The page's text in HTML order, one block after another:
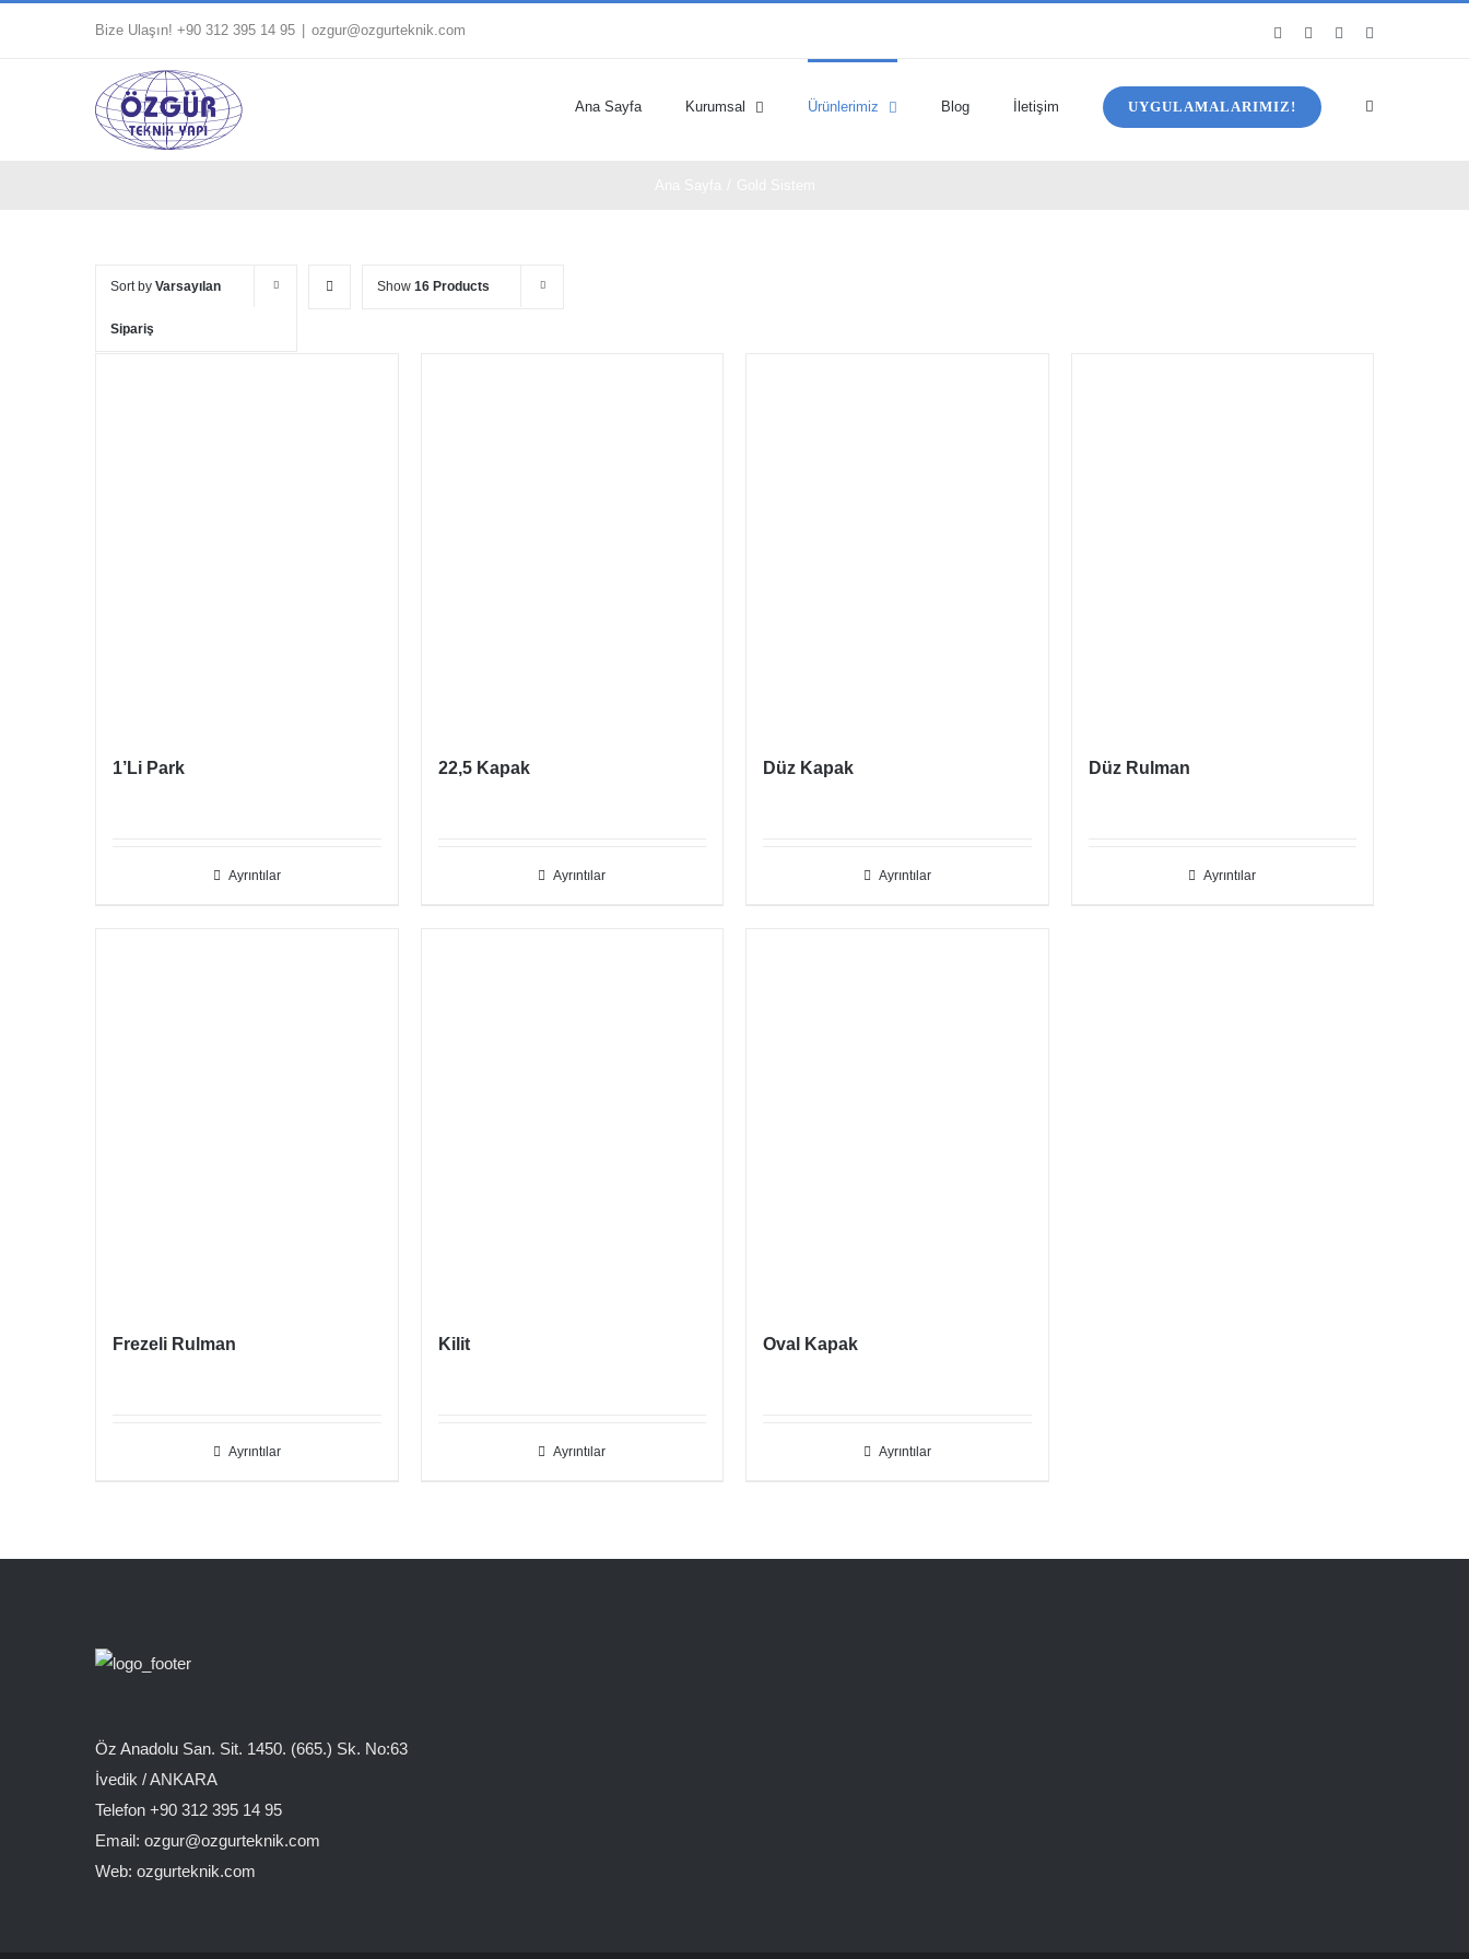
Bize Ulaşın! +90 312 395 14 95 ozgur@ozgurteknik.com Facebook
TwitterInstagram
Ana Sayfa Kurumsal Ürünlerimiz Blog İletişim UYGULAMALARIMIZ!
Sort by Varsayılan
Sipariş
Show 16 Products
1’Li Park
Ayrıntılar
22,5 Kapak
Ayrıntılar
Düz Kapak
Ayrıntılar
Düz Rulman
Ayrıntılar
Frezeli Rulman
Ayrıntılar
Kilit
Ayrıntılar
Oval Kapak
Ayrıntılar
Öz Anadolu San. Sit. 1450. (665.) Sk. No:63
İvedik / ANKARA
Telefon +90 312 395 14 95
Email: ozgur@ozgurteknik.com
Web: ozgurteknik.com